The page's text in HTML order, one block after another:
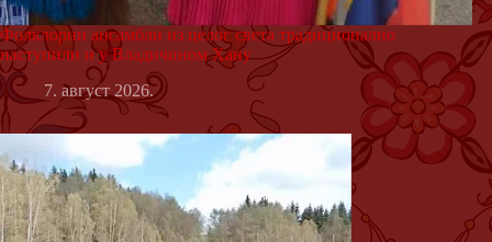
Фолклорни ансамбли из целог света традиционално
наступили и у Владичином Хану
7. август 2026.